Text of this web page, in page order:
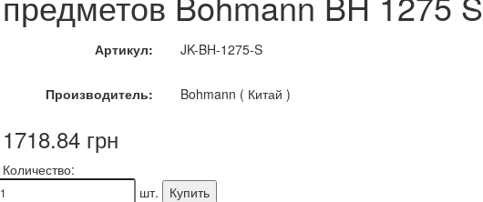
Артикул: JK-BH-1275-S
Производитель: Bohmann ( Китай )
1718.84 грн
Количество:
шт.
Купить